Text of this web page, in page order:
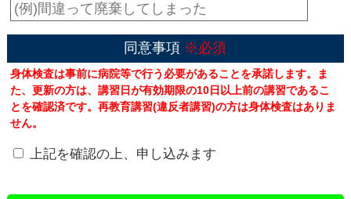
同意事項 ※必須
身体検査は事前に病院等で行う必要があることを承諾します。ま
た、更新の方は、講習日が有効期限の10日以上前の講習であるこ
とを確認済です。再教育講習(違反者講習)の方は身体検査はありま
せん。
上記を確認の上、申し込みます